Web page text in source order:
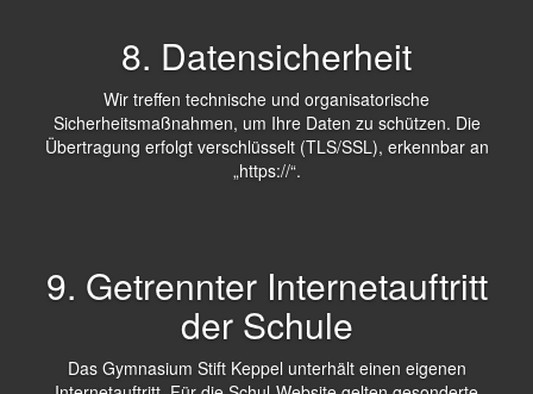
8. Datensicherheit
Wir treffen technische und organisatorische
Sicherheitsmaßnahmen, um Ihre Daten zu schützen. Die
Übertragung erfolgt verschlüsselt (TLS/SSL), erkennbar an
„https://“.
9. Getrennter Internetauftritt
der Schule
Das Gymnasium Stift Keppel unterhält einen eigenen